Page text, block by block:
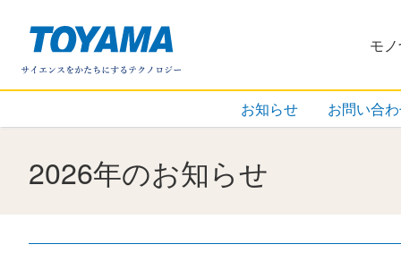
モ
お知らせ お問い合
2026年のお知らせ